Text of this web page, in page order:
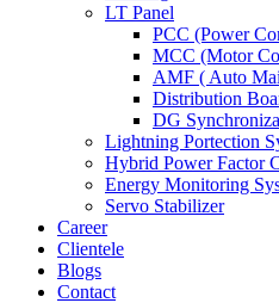
LT Panel
PCC (Power
MCC (Motor
AMF ( Auto
Distribution
DG
Lightning Portection
Hybrid Power Factor
Energy Monitoring
Servo Stabilizer
Career
Clientele
Blogs
Contact